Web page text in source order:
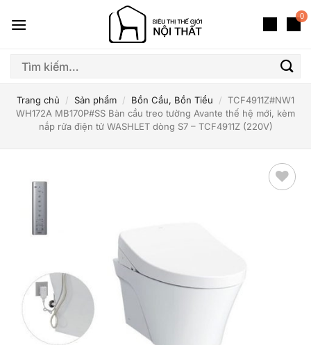
qua
dung
0
Tìm
Trang chủ / Sản phẩm / Bồn Cầu, Bồn Tiểu / TCF4911Z#NW1
WH172A MB170P#SS Bàn cầu treo tường Avante thế hệ mới, kèm
nắp rửa điện tử WASHLET dòng S7 – TCF4911Z (220V)